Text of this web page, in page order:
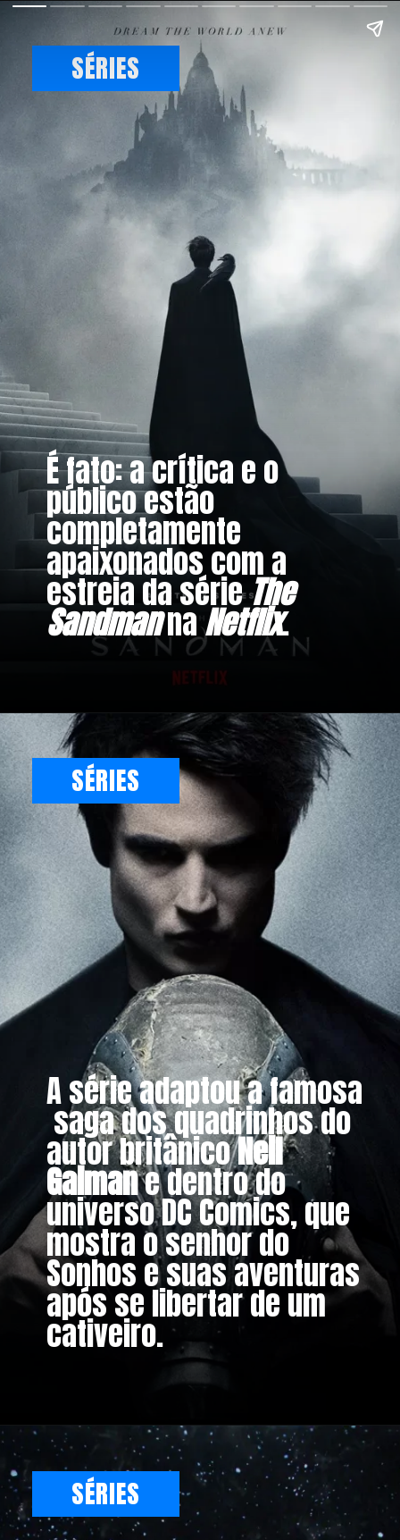
É fato: a crítica e o
público estão
completamente
apaixonados com a
estreia da sérieThe
SandmannaNetflix.
SÉRIES
A série adaptou a famosa
saga dos quadrinhos do
autor britânicoNeil
Gaimane dentro do
universo DC Comics, que
mostra o senhor do
Sonhos e suas aventuras
após se libertar de um
cativeiro.
SÉRIES
SÉRIES